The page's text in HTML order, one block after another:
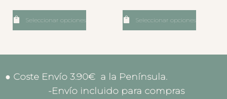
Seleccionar opciones Seleccionar opciones
● Coste Envío 3.90€ a la Península.
-Envío incluido para compras